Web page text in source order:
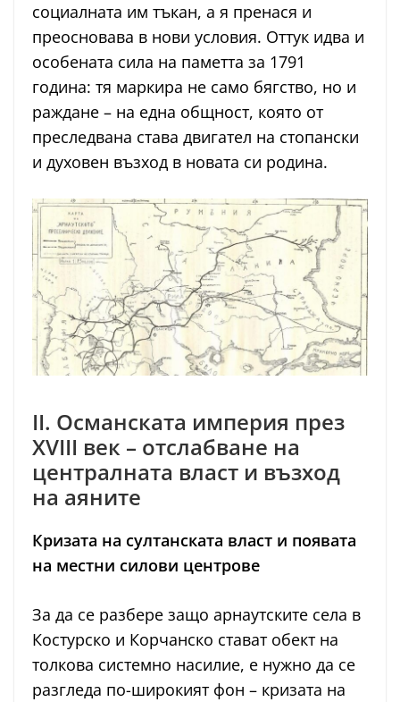
социалната им тъкан, а я пренася и
преосновава в нови условия. Оттук идва и
особената сила на паметта за 1791
година: тя маркира не само бягство, но и
раждане – на една общност, която от
преследвана става двигател на стопански
и духовен възход в новата си родина.
II. Османската империя през
XVIII век – отслабване на
централната власт и възход
на аяните
Кризата на султанската власт и появата
на местни силови центрове
За да се разбере защо арнаутските села в
Костурско и Корчанско стават обект на
толкова системно насилие, е нужно да се
разгледа по-широкият фон – кризата на